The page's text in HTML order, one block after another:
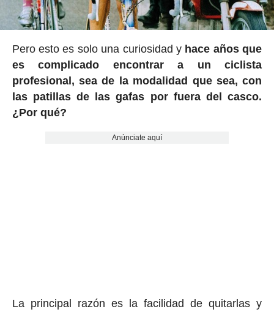
Pero esto es solo una curiosidad y hace años que
es complicado encontrar a un ciclista
profesional, sea de la modalidad que sea, con
las patillas de las gafas por fuera del casco.
¿Por qué?
Anúnciate aquí
La principal razón es la facilidad de quitarlas y